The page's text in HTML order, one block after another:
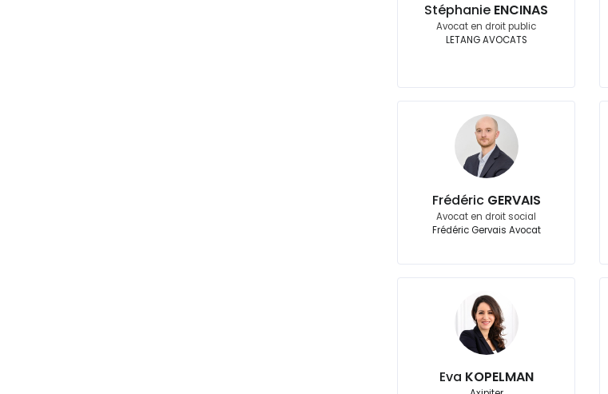
Stéphanie ENCINAS
Avocat en droit public
LETANG AVOCATS
Frédéric GERVAIS
Avocat en droit social
Frédéric Gervais Avocat
Eva KOPELMAN